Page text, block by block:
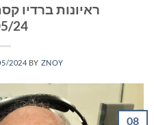
24
2024 BY ZNOY
08